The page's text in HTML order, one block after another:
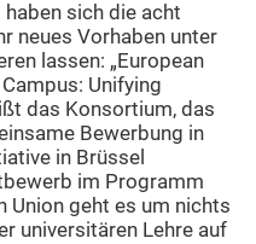
sich die acht
neues Vorhaben unter
lassen: „European
Unifying
das Konsortium, das
Bewerbung in
in Brüssel
im Programm
Union geht es um nichts
universitären Lehre auf